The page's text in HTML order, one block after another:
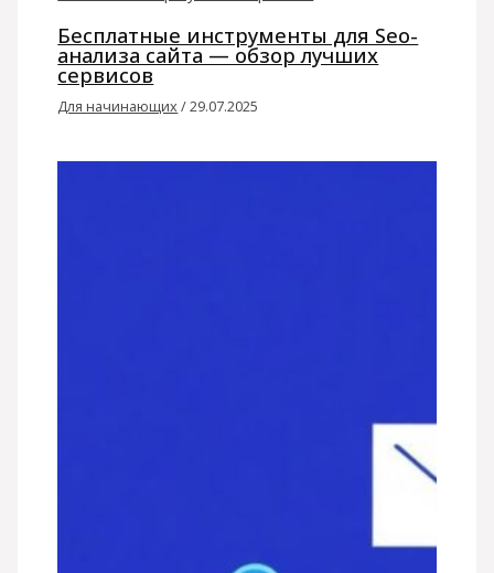
Бесплатные инструменты для Seo-
анализа сайта — обзор лучших
сервисов
Для начинающих/29.07.2025